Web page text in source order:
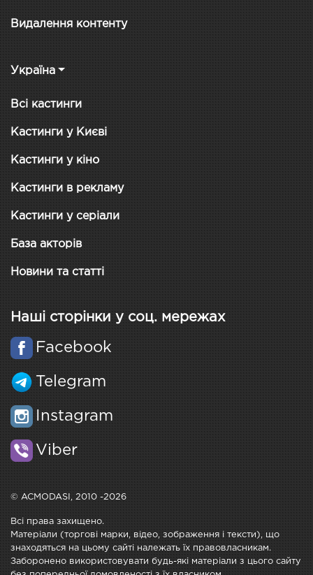
Видалення контенту
Україна
Всі кастинги
Кастинги у Києві
Кастинги у кіно
Кастинги в рекламу
Кастинги у серіали
База акторів
Новини та статті
Наші сторінки у соц. мережах
Facebook
Telegram
Instagram
Viber
© ACMODASI, 2010 -2026
Всі права захищено.
Матеріали (торгові марки, відео, зображення і тексти), що
знаходяться на цьому сайті належать їх правовласникам.
Заборонено використовувати будь-які матеріали з цього сайту